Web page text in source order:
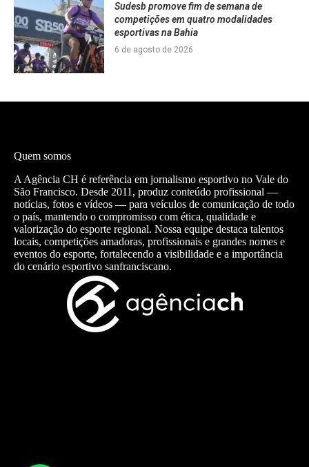
Sudesb promove fim de semana de
competições em quatro modalidades
esportivas na Bahia
6 de agosto de 2026
Quem somos
A Agência CH é referência em jornalismo esportivo no Vale do
São Francisco. Desde 2011, produz conteúdo profissional —
notícias, fotos e vídeos — para veículos de comunicação de todo
o país, mantendo o compromisso com ética, qualidade e
valorização do esporte regional. Nossa equipe destaca talentos
locais, competições amadoras, profissionais e grandes nomes e
eventos do esporte, fortalecendo a visibilidade e a importância
do cenário esportivo sanfranciscano.